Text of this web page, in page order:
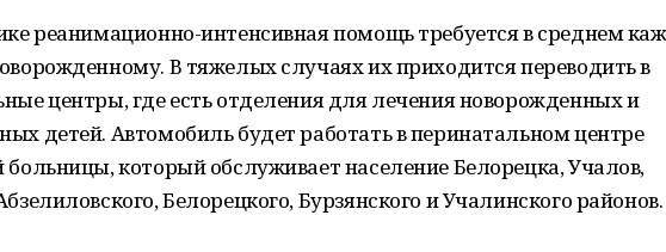
реанимационно-интенсивная помощь требуется в среднем
В тяжелых случаях их приходится переводить в
центры, где есть отделения для лечения новорожденных и
детей. Автомобиль будет работать в перинатальном центре
больницы, который обслуживает население Белорецка, Учалов,
Белорецкого, Бурзянского и Учалинского районов.